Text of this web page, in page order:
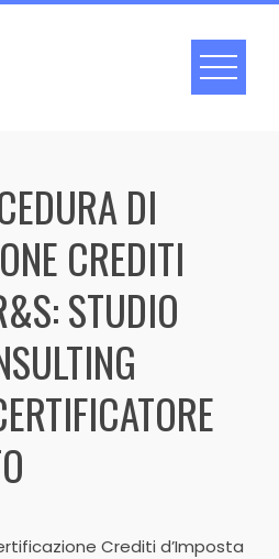
DI
CREDITI
STUDIO
Crediti d’Imposta